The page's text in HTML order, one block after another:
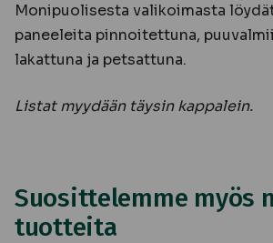
Monipuolisesta valikoimasta
paneeleita pinnoitettuna,
lakattuna ja petsattuna.
Listat myydään täysin kappalein.
Suosittelemme myös
tuotteita